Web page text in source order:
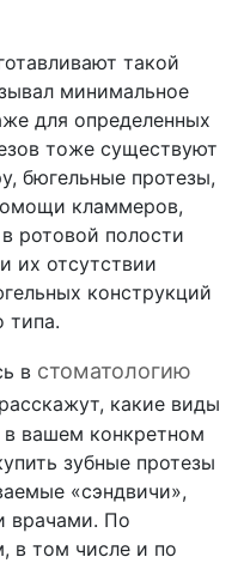
такой
минимальное
для определенных
тоже существуют
бюгельные протезы,
кламмеров,
ротовой полости
их отсутствии
конструкций
типа.
в стоматологию
какие виды
вашем конкретном
зубные протезы
«сэндвичи»,
врачами. По
в том числе и по